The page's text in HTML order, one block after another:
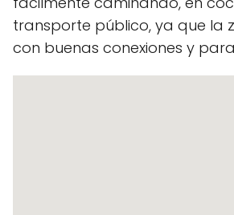
transporte público, ya que la
con buenas conexiones y